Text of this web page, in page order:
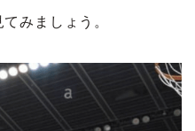
みましょう。